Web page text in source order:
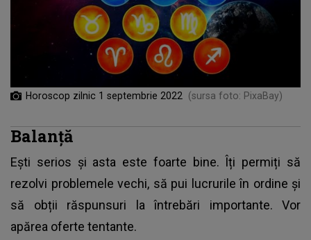
Horoscop zilnic 1 septembrie 2022 (sursa foto: PixaBay)
Balanță
Ești serios și asta este foarte bine. Îți permiți să
rezolvi problemele vechi, să pui lucrurile în ordine și
să obții răspunsuri la întrebări importante. Vor
apărea oferte tentante.